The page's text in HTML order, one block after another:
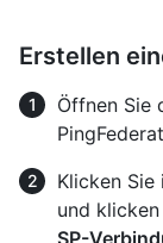
Erstellen
Öffnen Sie
Klicken
und
SP-